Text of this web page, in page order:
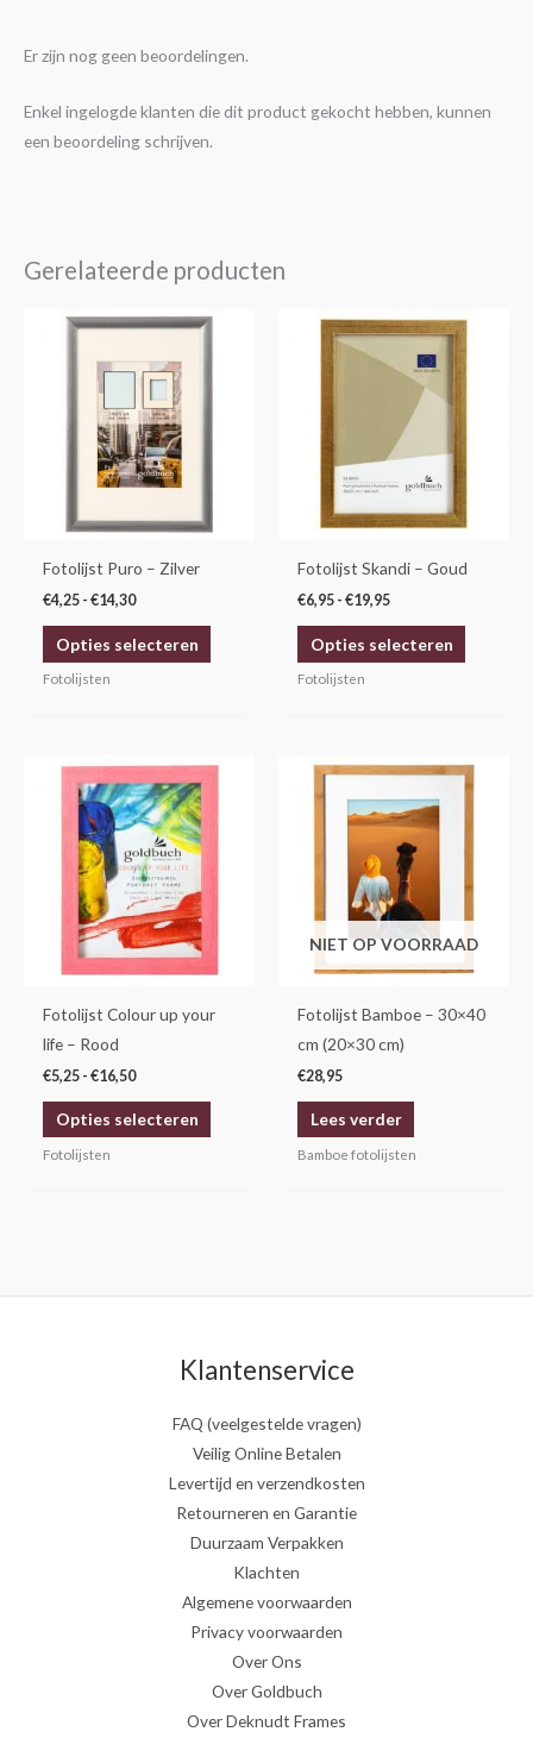
Er zijn nog geen beoordelingen.
Enkel ingelogde klanten die dit product gekocht hebben, kunnen
een beoordeling schrijven.
Gerelateerde producten
Fotolijst Puro – Zilver
€4,25 - €14,30
Prijsklasse:
€14,30
Opties selecteren
Dit
kan
productpagina
Fotolijsten
Fotolijst Skandi – Goud
€6,95 - €19,95
Prijsklasse:
€6,95
€19,95
Opties selecteren
Dit
kan
gekozen
Fotolijsten
Fotolijst Colour up your
life – Rood
€5,25 - €16,50
Prijsklasse:
€5,25
tot
€16,50
Opties selecteren
Dit
kan
productpagina
Fotolijsten
NIET OP VOORRAAD
Fotolijst Bamboe – 30×40
cm (20×30 cm)
€28,95
Lees verder
Bamboe fotolijsten
Klantenservice
FAQ (veelgestelde vragen)
Veilig Online Betalen
Levertijd en verzendkosten
Retourneren en Garantie
Duurzaam Verpakken
Klachten
Algemene voorwaarden
Privacy voorwaarden
Over Ons
Over Goldbuch
Over Deknudt Frames